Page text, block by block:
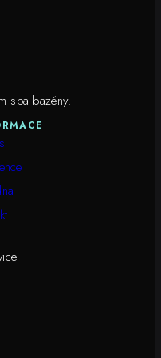
spa bazény.